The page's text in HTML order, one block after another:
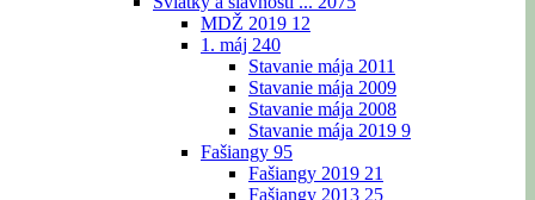
MDŽ 2019 12
1. máj 240
Stavanie mája 2011
Stavanie mája 2009
Stavanie mája 2008
Stavanie mája 2019 9
Fašiangy 95
Fašiangy 2019 21
Fašiangy 2013 25